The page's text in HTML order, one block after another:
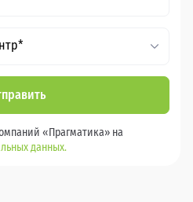
«Прагматика» на
данных.